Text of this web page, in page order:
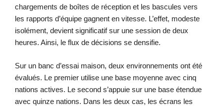
chargements de boîtes de réception et les bascules vers
les rapports d’équipe gagnent en vitesse. L’effet, modeste
isolément, devient significatif sur une session de deux
heures. Ainsi, le flux de décisions se densifie.
Sur un banc d’essai maison, deux environnements ont été
évalués. Le premier utilise une base moyenne avec cinq
nations actives. Le second s’appuie sur une base étendue
avec quinze nations. Dans les deux cas, les écrans les